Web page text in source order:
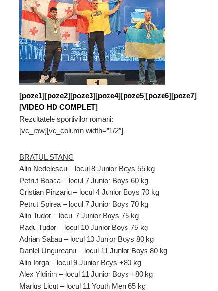
[poze1][poze2][poze3][poze4][poze5][poze6][poze7]
[VIDEO HD COMPLET]
Rezultatele sportivilor romani:
[vc_row][vc_column width=”1/2″]
BRATUL STANG
Alin Nedelescu – locul 8 Junior Boys 55 kg
Petrut Boaca – locul 7 Junior Boys 60 kg
Cristian Pinzariu – locul 4 Junior Boys 70 kg
Petrut Spirea – locul 7 Junior Boys 70 kg
Alin Tudor – locul 7 Junior Boys 75 kg
Radu Tudor – locul 10 Junior Boys 75 kg
Adrian Sabau – locul 10 Junior Boys 80 kg
Daniel Ungureanu – locul 11 Junior Boys 80 kg
Alin Iorga – locul 9 Junior Boys +80 kg
Alex Yldirim – locul 11 Junior Boys +80 kg
Marius Licut – locul 11 Youth Men 65 kg